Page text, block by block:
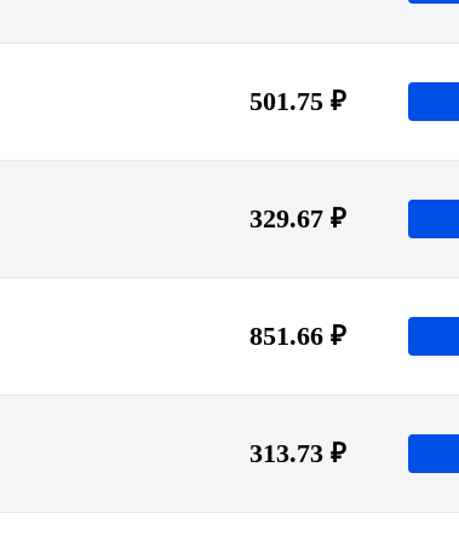
501.75 ₽
329.67 ₽
851.66 ₽
313.73 ₽